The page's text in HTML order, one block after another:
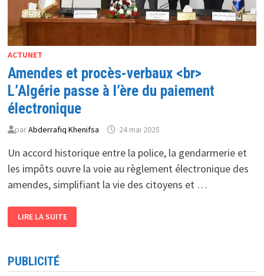
ACTUNET
Amendes et procès-verbaux <br>
L’Algérie passe à l’ère du paiement
électronique
parAbderrafiq Khenifsa 24 mai 2025
Un accord historique entre la police, la gendarmerie et
les impôts ouvre la voie au règlement électronique des
amendes, simplifiant la vie des citoyens et …
ET
PROCÈS-
PASSE
À
LIRE LA SUITE
PUBLICITÉ